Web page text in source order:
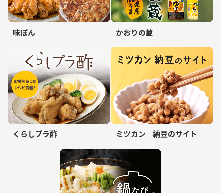
味ぽん かおりの蔵
くらしプラ酢 ミツカン 納豆のサイト